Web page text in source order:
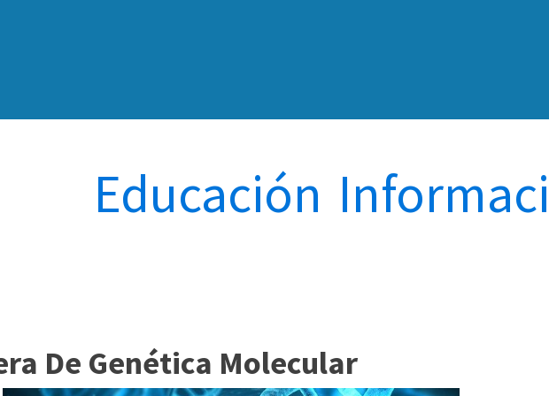
Educación
De Genética Molecular